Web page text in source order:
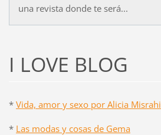
una revista donde te será...
I LOVE BLOG
* Vida, amor y sexo por Alicia Misrahi
* Las modas y cosas de Gema